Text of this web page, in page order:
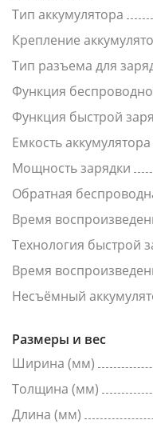
Тип аккумулятора
Крепление
Тип разъема для
Функция
Функция быстрой
Емкость
Мощность зарядки
Обратная
Время
Технология быстрой
Время
Несъёмный
Размеры и вес
Ширина (мм)
Толщина (мм)
Длина (мм)